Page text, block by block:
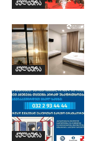
კულტურა
კულტურა
კულტურა